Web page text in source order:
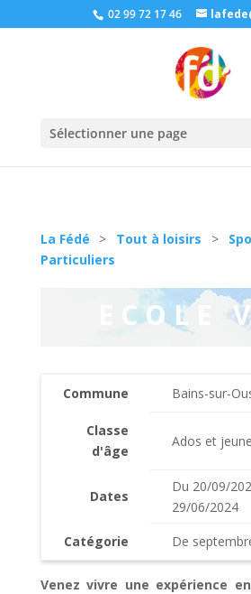
02 99 72 17 46
Sélectionner une page
La Fédé > Tout à loisirs >
Particuliers
ECOLE
Commune Bains-sur-
Classe
d'âge
Ados et
Dates
Du 20/09/
29/06/2024
Catégorie
De
Venez vivre une expérience